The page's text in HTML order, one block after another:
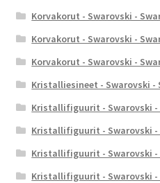
Korvakorut - Swarovski -
Korvakorut - Swarovski -
Korvakorut - Swarovski -
Kristalliesineet - Swarovski
Kristallifiguurit - Swarovski
Kristallifiguurit - Swarovski -
Kristallifiguurit - Swarovski -
Kristallifiguurit - Swarovski -